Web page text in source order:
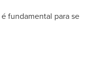
é fundamental para se